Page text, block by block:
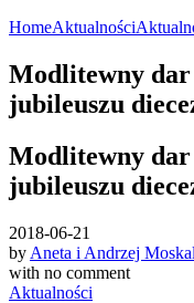
HomeAktualności
Modlitewny
jubileuszu
Modlitewny
jubileuszu
2018-06-21
by Aneta i Andrzej
with no comment
Aktualności